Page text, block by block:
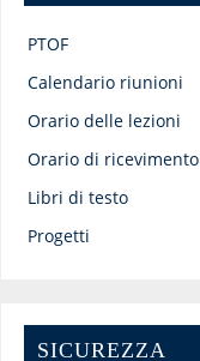
PTOF
Calendario riunioni
Orario delle lezioni
Orario di ricevimento
Libri di testo
Progetti
SICUREZZA